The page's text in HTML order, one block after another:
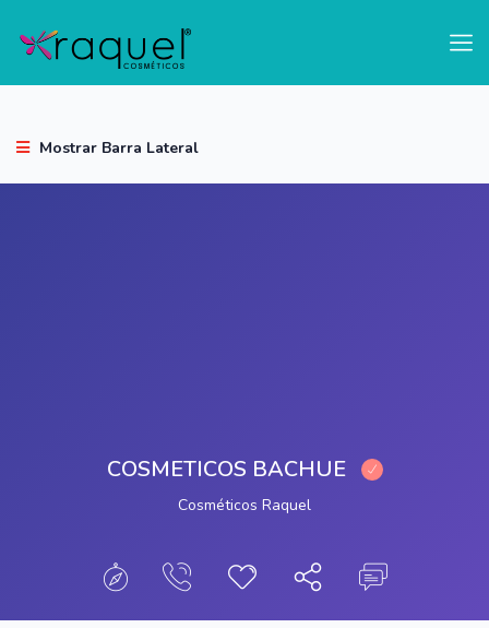
Mostrar Barra Lateral
COSMETICOS BACHUE
Cosméticos Raquel